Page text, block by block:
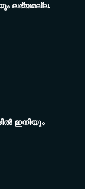
ലഭ്യമല്ല.
ഇനിയും